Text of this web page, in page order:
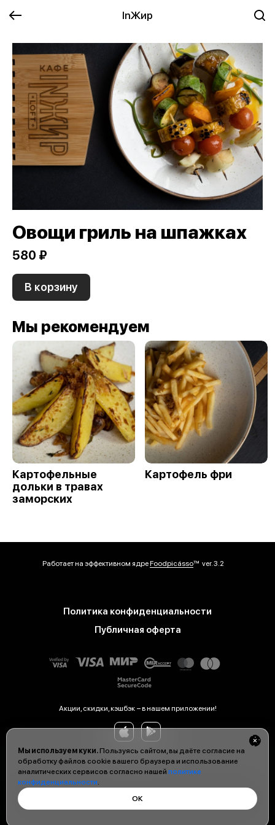
InЖир
Мы используем куки.Пользуясь сайтом, вы даёте согласие на
обработку файлов cookie вашего браузера и использование
аналитических сервисов согласно нашей политике
конфиденциальности.
ОК
Овощи гриль на шпажках
580 ₽
В корзину
Мы рекомендуем
Картофельные
дольки в травах
заморских
Картофель фри
Работает на эффективном ядреFoodpicássover. 3.2
Политика конфиденциальности
Публичная оферта
Акции, скидки, кэшбэк − в нашем приложении!